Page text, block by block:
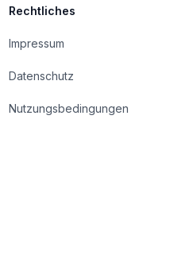
Rechtliches
Impressum
Datenschutz
Nutzungsbedingungen